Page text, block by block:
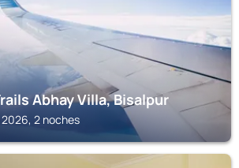
Abhay Villa, Bisalpur
2 noches